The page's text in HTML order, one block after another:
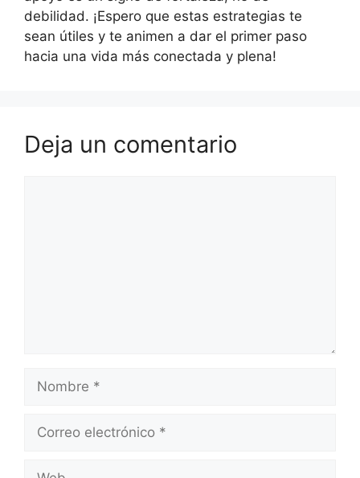
debilidad. ¡Espero que estas estrategias te
sean útiles y te animen a dar el primer paso
hacia una vida más conectada y plena!
Deja un comentario
Nombre
Correo
Web